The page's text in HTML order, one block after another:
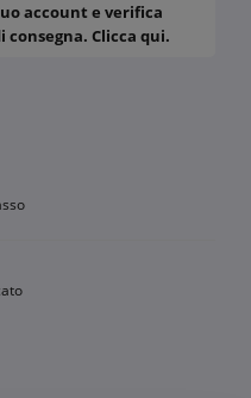
account e verifica
Clicca qui.